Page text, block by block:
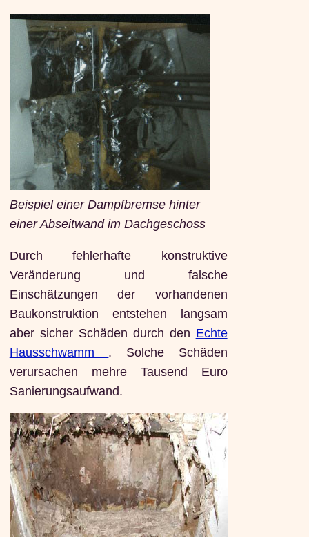
Beispiel einer Dampfbremse hinter
einer Abseitwand im Dachgeschoss
Durch fehlerhafte konstruktive
Veränderung und falsche
Einschätzungen der vorhandenen
Baukonstruktion entstehen langsam
aber sicher Schäden durch den Echte
Hausschwamm . Solche Schäden
verursachen mehre Tausend Euro
Sanierungsaufwand.